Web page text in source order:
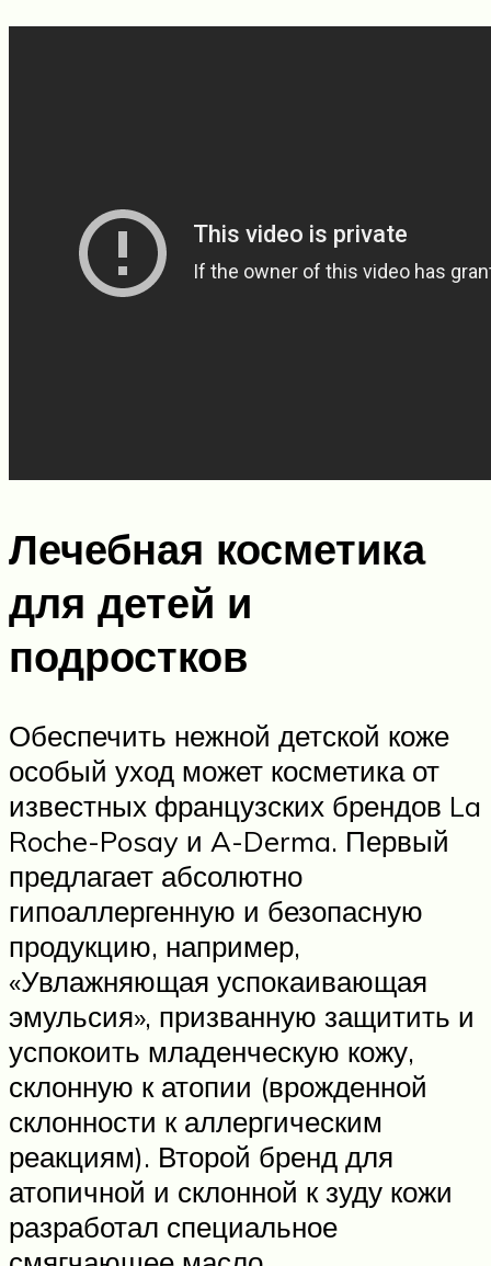
Лечебная косметика
для детей и
подростков
Обеспечить нежной детской коже
особый уход может косметика от
известных французских брендов La
Roche-Posay и A-Derma. Первый
предлагает абсолютно
гипоаллергенную и безопасную
продукцию, например,
«Увлажняющая успокаивающая
эмульсия», призванную защитить и
успокоить младенческую кожу,
склонную к атопии (врожденной
склонности к аллергическим
реакциям). Второй бренд для
атопичной и склонной к зуду кожи
разработал специальное